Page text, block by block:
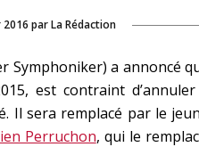
2016 par La Rédaction
Symphoniker) a annoncé
est contraint
Il sera remplacé par le
Perruchon, qui le